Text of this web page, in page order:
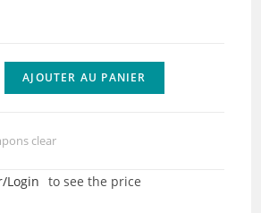
AJOUTER AU PANIER
clear
Login to see the price